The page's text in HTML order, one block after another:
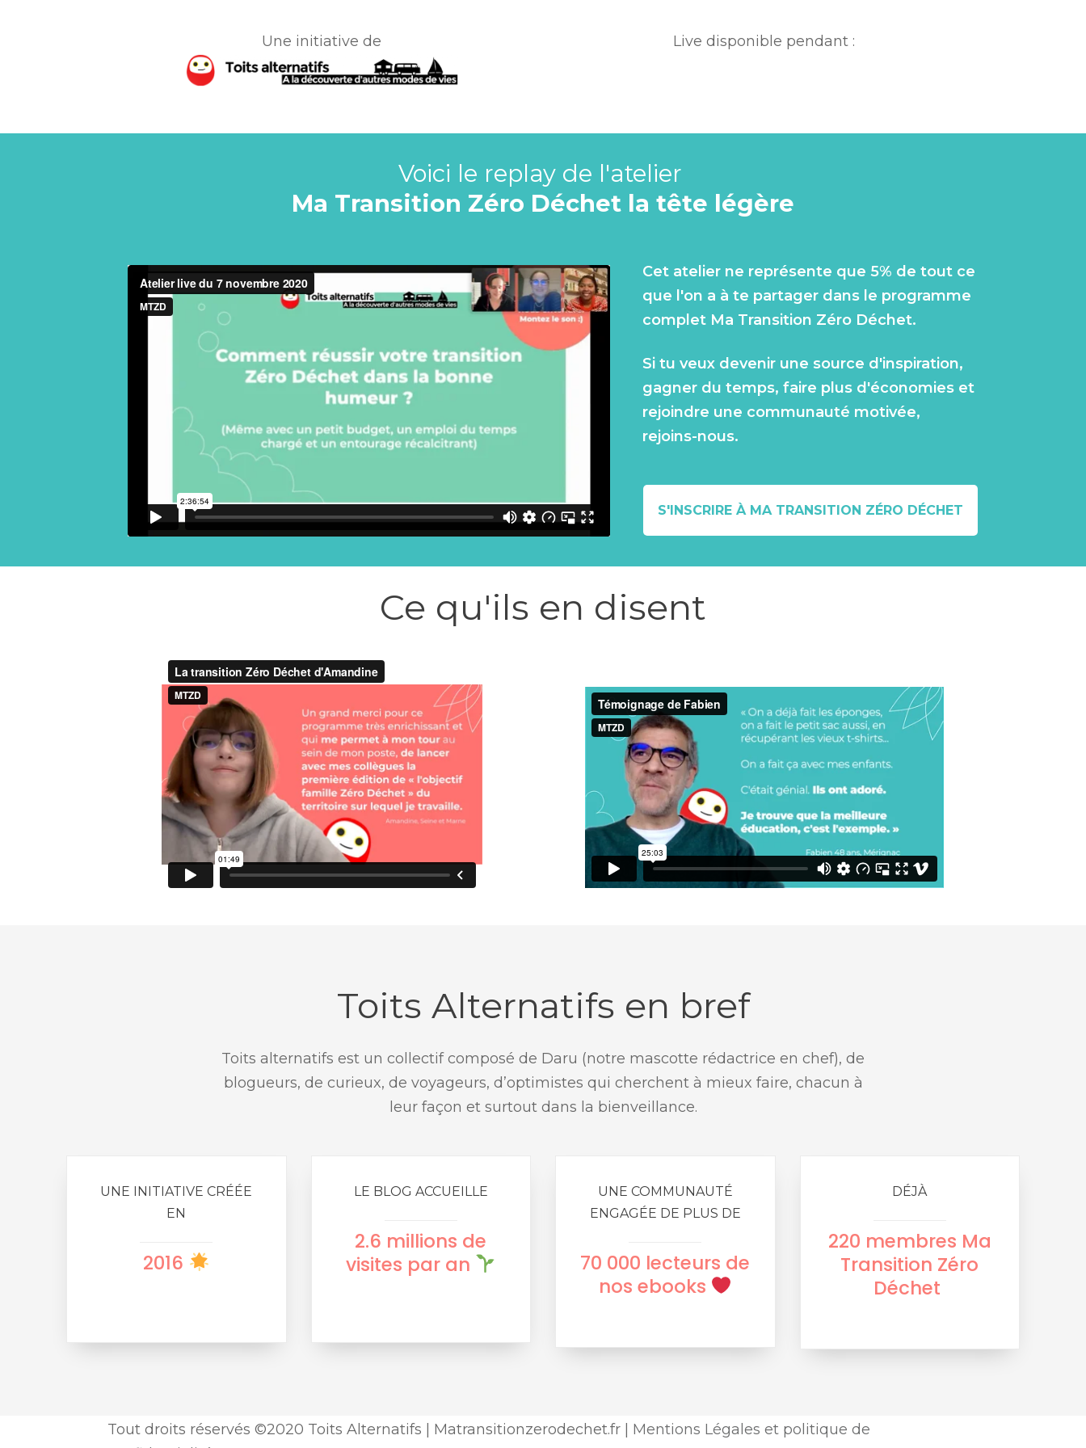
Une initiative de Live disponible pendant :
Voici le replay de l'atelier
Ma Transition Zéro Déchet la tête légère
Cet atelier ne représente que 5% de tout ce
que l'on a à te partager dans le programme
complet Ma Transition Zéro Déchet.
Si tu veux devenir une source d'inspiration,
gagner du temps, faire plus d'économies et
rejoindre une communauté motivée,
rejoins-nous.
S'INSCRIRE À MA TRANSITION ZÉRO DÉCHET
Ce qu'ils en disent
Toits Alternatifs en bref
Toits alternatifs est un collectif composé de Daru (notre mascotte rédactrice en chef), de
blogueurs, de curieux, de voyageurs, d’optimistes qui cherchent à mieux faire, chacun à
leur façon et surtout dans la bienveillance.
UNE INITIATIVE CRÉÉE
EN
2016
LE BLOG ACCUEILLE
2.6 millions de
visites par an
UNE COMMUNAUTÉ
ENGAGÉE DE PLUS DE
70 000 lecteurs de
nos ebooks
DÉJÀ
220 membres Ma
Transition Zéro
Déchet
Tout droits réservés ©2020 Toits Alternatifs | Matransitionzerodechet.fr | Mentions Légales et politique de